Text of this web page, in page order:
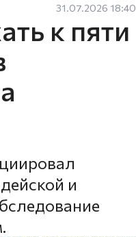
31.07.2026 18:40
к пяти
и